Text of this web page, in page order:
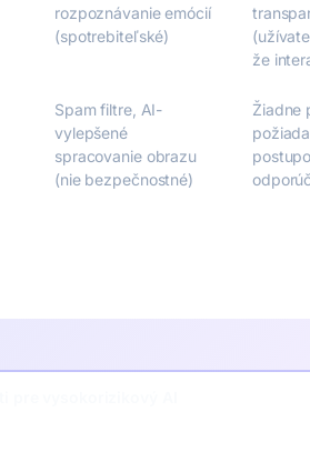
rozpoznávanie emócií
(spotrebiteľské)
že
Spam filtre, AI-
vylepšené
spracovanie obrazu
(nie bezpečnostné)
Žiadne